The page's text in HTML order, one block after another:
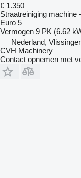
€ 1.350
Straatreiniging machine
Euro 5
Vermogen 9 PK (6.62
Nederland,
CVH Machinery
Contact opnemen met